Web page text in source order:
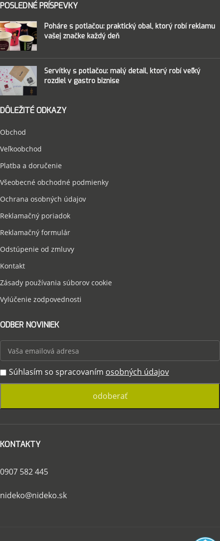
POSLEDNÉ PRÍSPEVKY
Poháre s potlačou: praktický obal, ktorý robí reklamu
vašej značke každý deň
Servítky s potlačou: malý detail, ktorý robí veľký
rozdiel v gastro biznise
DÔLEŽITÉ ODKAZY
Obchod
Veľkoobchod
Platba a doručenie
Všeobecné obchodné podmienky
Ochrana osobných údajov
Reklamačný poriadok
Reklamačný formulár
Odstúpenie od zmluvy
Kontakt
Zásady používania súborov cookie
Vylúčenie zodpovednosti
ODBER NOVINIEK
Súhlasím so spracovaním osobných údajov
KONTAKTY
0907 582 445
nideko@nideko.sk